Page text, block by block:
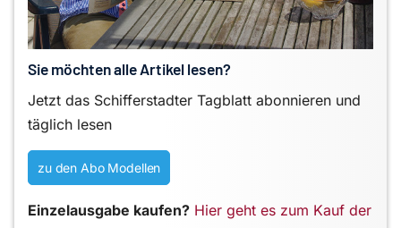
Sie möchten alle Artikel lesen?
Jetzt das Schifferstadter Tagblatt abonnieren und
täglich lesen
zu den Abo Modellen
Einzelausgabe kaufen? Hier geht es zum Kauf der